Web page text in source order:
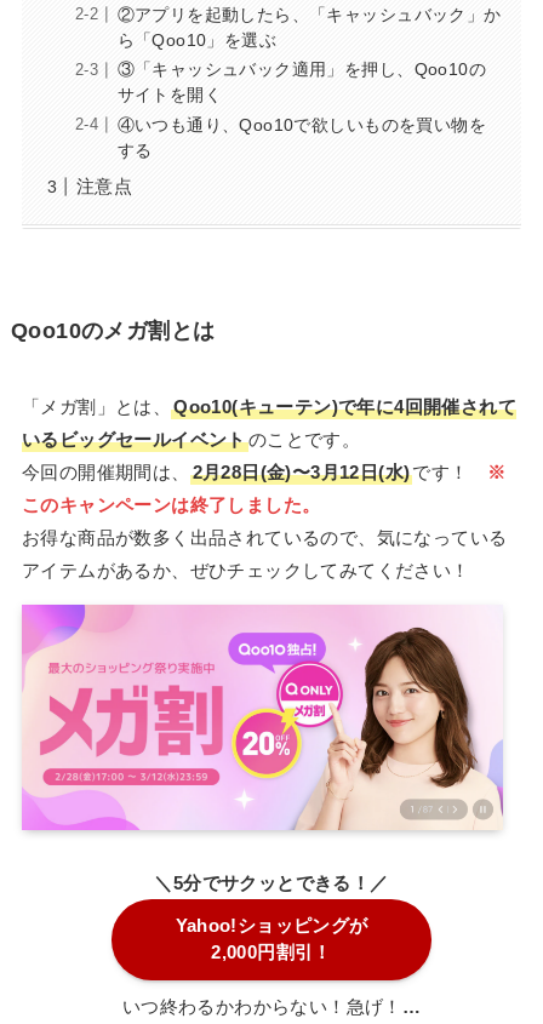
②アプリを起動したら、「キャッシュバック」か
ら「Qoo10」を選ぶ
③「キャッシュバック適用」を押し、Qoo10の
サイトを開く
④いつも通り、Qoo10で欲しいものを買い物を
する
注意点
Qoo10のメガ割とは
「メガ割」とは、Qoo10(キューテン)で年に4回開催されて
いるビッグセールイベントのことです。
今回の開催期間は、
2月28日(金)〜3月12日(水)です！
※
このキャンペーンは終了しました。
お得な商品が数多く出品されているので、気になっている
アイテムがあるか、ぜひチェックしてみてください！
＼5分でサクッとできる！／
Yahoo!ショッピングが
2,000円割引！
いつ終わるかわからない！急げ！ …